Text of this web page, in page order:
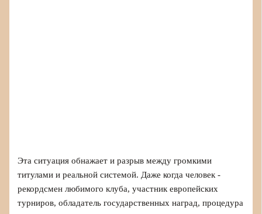
Эта ситуация обнажает и разрыв между громкими
титулами и реальной системой. Даже когда человек -
рекордсмен любимого клуба, участник европейских
турниров, обладатель государственных наград, процедура